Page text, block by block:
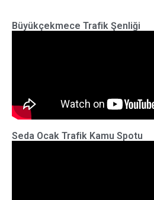
Büyükçekmece Trafik Şenliği
Seda Ocak Trafik Kamu Spotu